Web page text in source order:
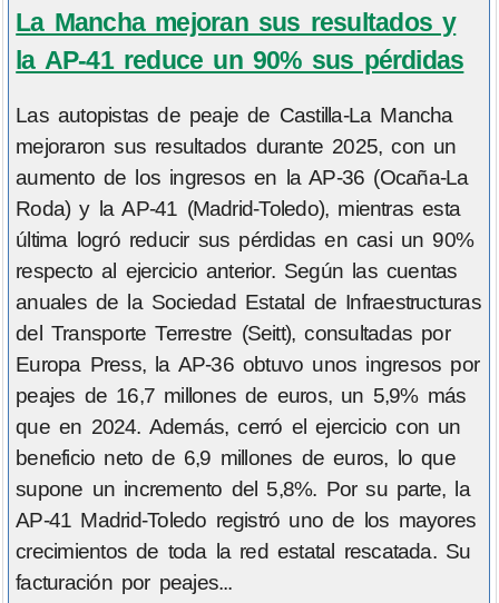
La Mancha mejoran sus resultados y
la AP-41 reduce un 90% sus pérdidas
Las autopistas de peaje de Castilla-La Mancha
mejoraron sus resultados durante 2025, con un
aumento de los ingresos en la AP-36 (Ocaña-La
Roda) y la AP-41 (Madrid-Toledo), mientras esta
última logró reducir sus pérdidas en casi un 90%
respecto al ejercicio anterior. Según las cuentas
anuales de la Sociedad Estatal de Infraestructuras
del Transporte Terrestre (Seitt), consultadas por
Europa Press, la AP-36 obtuvo unos ingresos por
peajes de 16,7 millones de euros, un 5,9% más
que en 2024. Además, cerró el ejercicio con un
beneficio neto de 6,9 millones de euros, lo que
supone un incremento del 5,8%. Por su parte, la
AP-41 Madrid-Toledo registró uno de los mayores
crecimientos de toda la red estatal rescatada. Su
facturación por peajes...